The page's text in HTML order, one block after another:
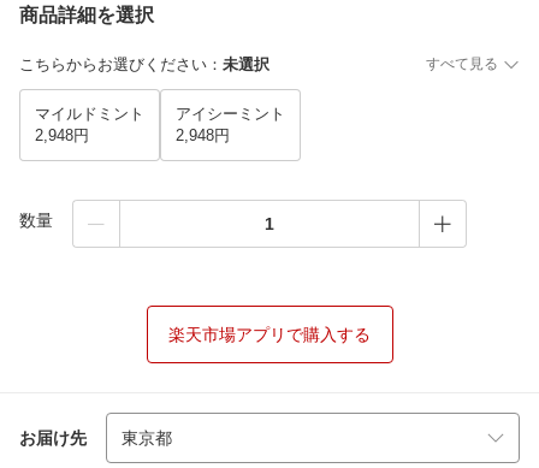
商品詳細を選択
こちらからお選びください ： 未選択 すべて見る
マイルドミント
2,948円
アイシーミント
2,948円
数量
楽天市場アプリで購入する
お届け先